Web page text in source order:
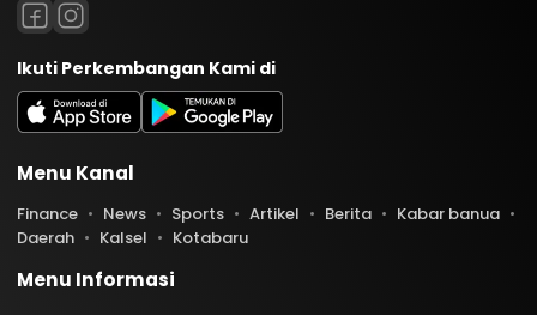
Ikuti Perkembangan Kami di
Menu Kanal
Finance News Sports Artikel Berita
Kabar banua
Daerah
Kalsel Kotabaru
Menu Informasi